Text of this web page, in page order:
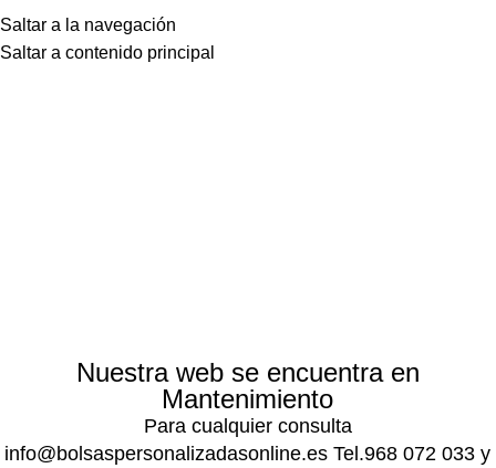
Saltar a la navegación
Saltar a contenido principal
Nuestra web se encuentra en
Mantenimiento
Para cualquier consulta
info@bolsaspersonalizadasonline.es Tel.968 072 033 y